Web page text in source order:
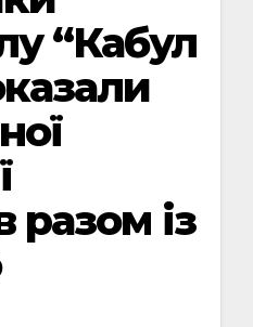
“Кабул
разом із